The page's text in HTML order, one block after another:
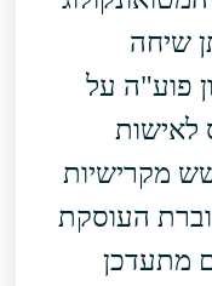
שיחה
פוע"ה על
לאישות
מקרישיות
העוסקת
מתעדכן